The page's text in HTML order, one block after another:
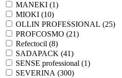
MANEKI (1)
MIOKI (10)
OLLIN PROFESSIONAL (25)
PROFCOSMO (21)
Refectocil (8)
SADAPACK (41)
SENSE professional (1)
SEVERINA (300)